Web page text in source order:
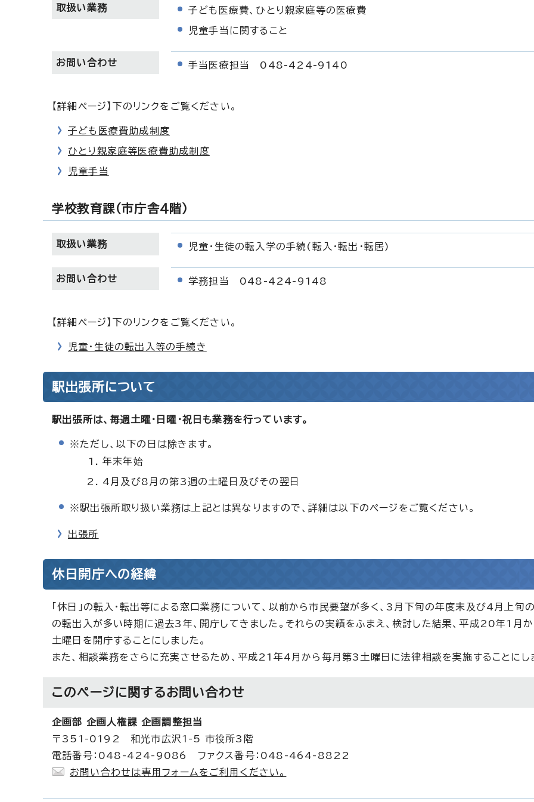
取扱い業務 子ども医療費、ひとり親家庭等の医療費
児童手当に関すること
お問い合わせ 手当医療担当 048-424-9140
【詳細ページ】下のリンクをご覧ください。
子ども医療費助成制度
ひとり親家庭等医療費助成制度
児童手当
学校教育課（市庁舎4階）
取扱い業務 児童・生徒の転入学の手続(転入・転出・転居)
お問い合わせ 学務担当 048-424-9148
【詳細ページ】下のリンクをご覧ください。
児童・生徒の転出入等の手続き
駅出張所について
駅出張所は、毎週土曜・日曜・祝日も業務を行っています。
※ただし、以下の日は除きます。
年末年始
4月及び8月の第3週の土曜日及びその翌日
※駅出張所取り扱い業務は上記とは異なりますので、詳細は以下のページをご覧ください。
出張所
休日開庁への経緯
「休日」の転入・転出等による窓口業務について、以前から市民要望が多く、3月下旬の年度末及び4月上旬
の転出入が多い時期に過去3年、開庁してきました。それらの実績をふまえ、検討した結果、平成20年1月
土曜日を開庁することにしました。
また、相談業務をさらに充実させるため、平成21年4月から毎月第3土曜日に法律相談を実施することにし
このページに関するお問い合わせ
企画部 企画人権課 企画調整担当
〒351-0192 和光市広沢1-5 市役所3階
電話番号：048-424-9086 ファクス番号：048-464-8822
お問い合わせは専用フォームをご利用ください。